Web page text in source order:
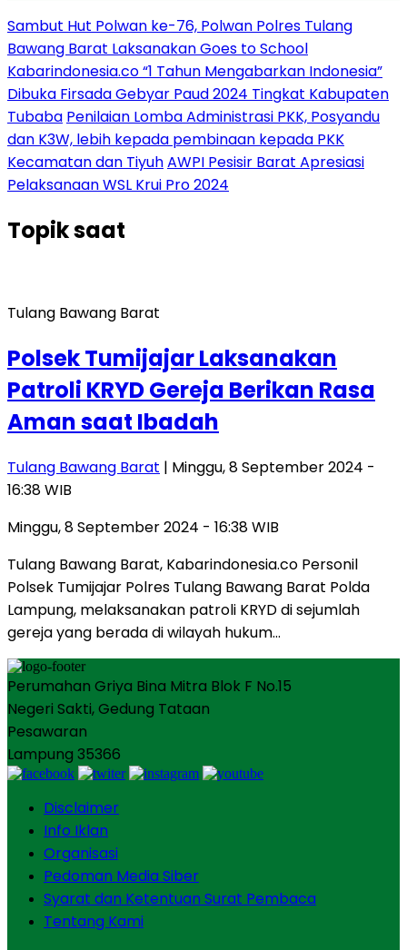
Sambut Hut Polwan ke-76, Polwan Polres Tulang
Bawang Barat Laksanakan Goes to School
Kabarindonesia.co “1 Tahun Mengabarkan Indonesia”
Dibuka Firsada Gebyar Paud 2024 Tingkat Kabupaten
Tubaba Penilaian Lomba Administrasi PKK, Posyandu
dan K3W, lebih kepada pembinaan kepada PKK
Kecamatan dan TiyuhAWPI Pesisir Barat Apresiasi
Pelaksanaan WSL Krui Pro 2024
Topiksaat
Tulang Bawang Barat
Polsek Tumijajar Laksanakan
Patroli KRYD Gereja Berikan Rasa
Aman saat Ibadah
Tulang Bawang Barat | Minggu, 8 September 2024 -
16:38 WIB
Minggu, 8 September 2024 - 16:38 WIB
Tulang Bawang Barat, Kabarindonesia.co Personil
Polsek Tumijajar Polres Tulang Bawang Barat Polda
Lampung, melaksanakan patroli KRYD di sejumlah
gereja yang berada di wilayah hukum…
Perumahan Griya Bina Mitra Blok F No.15
Negeri Sakti, Gedung Tataan
Pesawaran
Lampung 35366
Disclaimer
Info Iklan
Organisasi
Pedoman Media Siber
Syarat dan Ketentuan Surat Pembaca
Tentang Kami